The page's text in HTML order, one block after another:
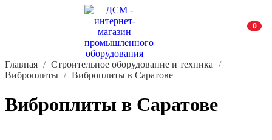
0
Главная
Строительное оборудование и техника
Виброплиты
Виброплиты в Саратове
Виброплиты в Саратове